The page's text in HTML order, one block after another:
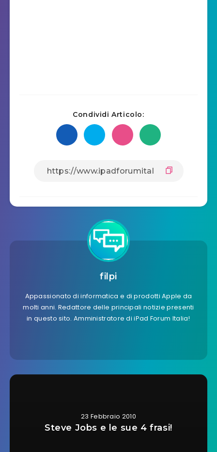
Condividi Articolo:
filpi
Appassionato di informatica e di prodotti Apple da
molti anni. Redattore delle principali notizie presenti
in questo sito. Amministratore di iPad Forum Italia!
23 Febbraio 2010
Steve Jobs e le sue 4 frasi!